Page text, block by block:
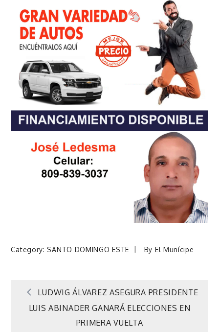
Category: SANTO DOMINGO ESTE By El Munícipe
Navegación
LUDWIG ÁLVAREZ ASEGURA PRESIDENTE
LUIS ABINADER GANARÁ ELECCIONES EN
PRIMERA VUELTA